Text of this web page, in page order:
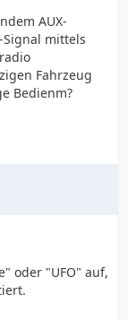
AUX-
Signal mittels
Fahrzeug
Bedienm?
oder "UFO" auf,